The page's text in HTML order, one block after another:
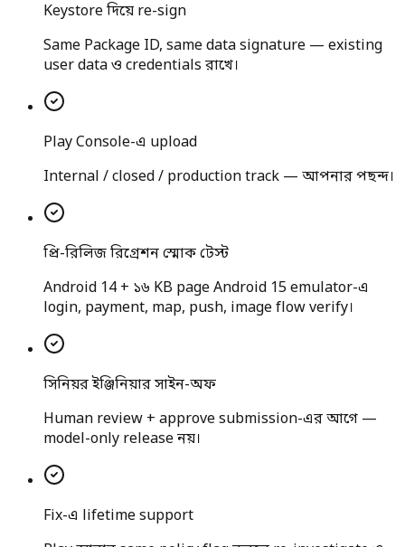
Keystore দিয়ে re-sign
Same Package ID, same data signature — existing
user data ও credentials রাখে।
Play Console-এ upload
Internal / closed / production track — আপনার পছন্দ।
প্রি-রিলিজ রিগ্রেশন স্মোক টেস্ট
Android 14 + ১৬ KB page Android 15 emulator-এ
login, payment, map, push, image flow verify।
সিনিয়র ইঞ্জিনিয়ার সাইন-অফ
Human review + approve submission-এর আগে —
model-only release নয়।
Fix-এ lifetime support